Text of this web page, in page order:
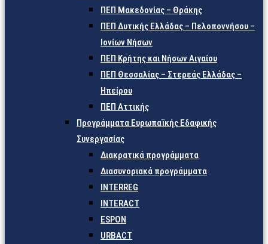
ΠΕΠ Μακεδονίας – Θράκης
ΠΕΠ Δυτικής Ελλάδας – Πελοποννήσου –
Ιονίων Νήσων
ΠΕΠ Κρήτης και Νήσων Αιγαίου
ΠΕΠ Θεσσαλίας – Στερεάς Ελλάδας –
Ηπείρου
ΠΕΠ Αττικής
Προγράμματα Ευρωπαϊκής Εδαφικής
Συνεργασίας
Διακρατικά προγράμματα
Διασυνοριακά προγράμματα
INTERREG
INTERACT
ESPON
URBACT